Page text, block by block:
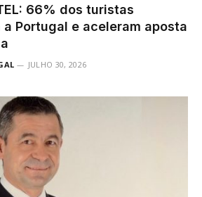
66% dos turistas
a Portugal e aceleram aposta
JULHO 30, 2026